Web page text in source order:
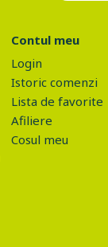
Contul meu
Login
Istoric comenzi
Lista de favorite
Afiliere
Cosul meu